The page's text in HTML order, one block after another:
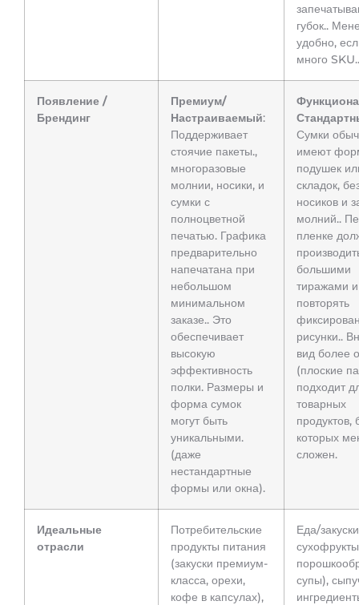
губок..
удобно,
много SKU..
Появление /
Брендинг
Премиум/
Настраиваемый:
Поддерживает
стоячие пакеты.,
многоразовые
молнии, носики, и
сумки с
полноцветной
печатью. Графика
предварительно
напечатана при
небольшом
минимальном
заказе.. Это
обеспечивает
высокую
эффективность
полки. Размеры и
форма сумок
могут быть
уникальными.
(даже
нестандартные
формы или окна).
Сумки
имеют
подушек
складок,
носиков и
молний..
пленке
большими
тиражами и
повторять
рисунки..
вид более
(плоские
подходит
товарных
продуктов,
которых
сложен.
Идеальные
отрасли
Потребительские
продукты питания
(закуски премиум-
класса, орехи,
кофе в капсулах),
Еда/
супы),